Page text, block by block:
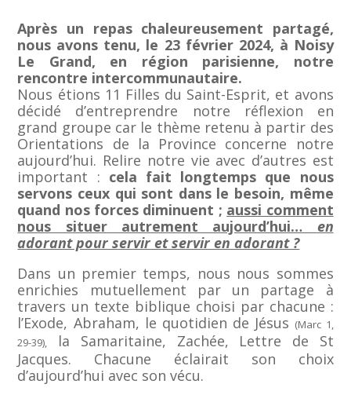
Après un repas chaleureusement partagé,
nous avons tenu, le 23 février 2024, à Noisy
Le Grand, en région parisienne, notre
rencontre intercommunautaire.
Nous étions 11 Filles du Saint-Esprit, et avons
décidé d’entreprendre notre réflexion en
grand groupe car le thème retenu à partir des
Orientations de la Province concerne notre
aujourd’hui. Relire notre vie avec d’autres est
important : cela fait longtemps que nous
servons ceux qui sont dans le besoin, même
quand nos forces diminuent ; aussi comment
nous situer autrement aujourd’hui… en
adorant pour servir et servir en adorant ?
Dans un premier temps, nous nous sommes
enrichies mutuellement par un partage à
travers un texte biblique choisi par chacune :
l’Exode, Abraham, le quotidien de Jésus (Marc 1,
29-39),
la Samaritaine, Zachée, Lettre de St
Jacques. Chacune éclairait son choix
d’aujourd’hui avec son vécu.